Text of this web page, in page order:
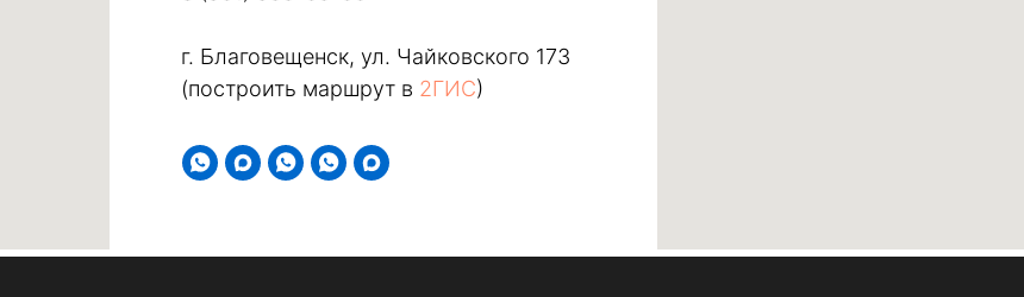
г. Благовещенск, ул. Чайковского 173
(построить маршрут в 2ГИС)